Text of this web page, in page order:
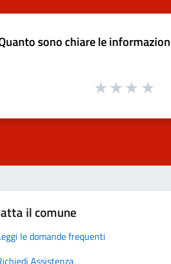
sono chiare le
il comune
le domande frequenti
Assistenza